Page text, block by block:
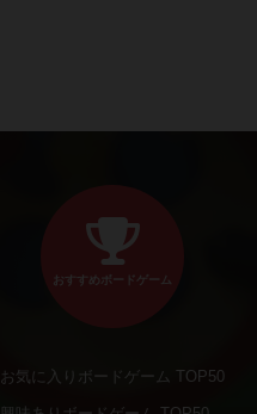
おすすめボードゲーム
お気に入りボードゲーム TOP50